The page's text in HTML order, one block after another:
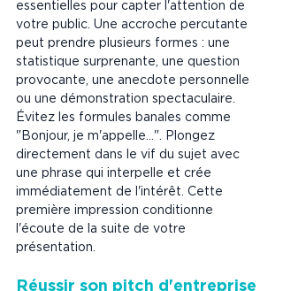
essentielles pour capter l'attention de
votre public. Une accroche percutante
peut prendre plusieurs formes : une
statistique surprenante, une question
provocante, une anecdote personnelle
ou une démonstration spectaculaire.
Évitez les formules banales comme
"Bonjour, je m'appelle...". Plongez
directement dans le vif du sujet avec
une phrase qui interpelle et crée
immédiatement de l'intérêt. Cette
première impression conditionne
l'écoute de la suite de votre
présentation.
Réussir son pitch d'entreprise